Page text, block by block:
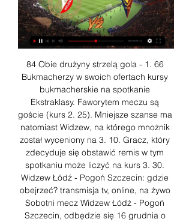
84 Obie drużyny strzelą gola - 1. 66
Bukmacherzy w swoich ofertach kursy
bukmacherskie na spotkanie
Ekstraklasy. Faworytem meczu są
goście (kurs 2. 25). Mniejsze szanse ma
natomiast Widzew, na którego mnożnik
został wyceniony na 3. 10. Gracz, który
zdecyduje się obstawić remis w tym
spotkaniu może liczyć na kurs 3. 30.
Widzew Łódź - Pogoń Szczecin: gdzie
obejrzeć? transmisja tv, online, na żywo
Sobotni mecz Widzew Łódź - Pogoń
Szczecin, odbędzie się 16 grudnia o